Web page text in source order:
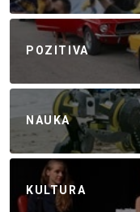
POZITIVA
NAUKA
KULTURA